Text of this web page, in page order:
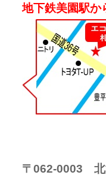
地下鉄美園駅か
〒062-0003 北